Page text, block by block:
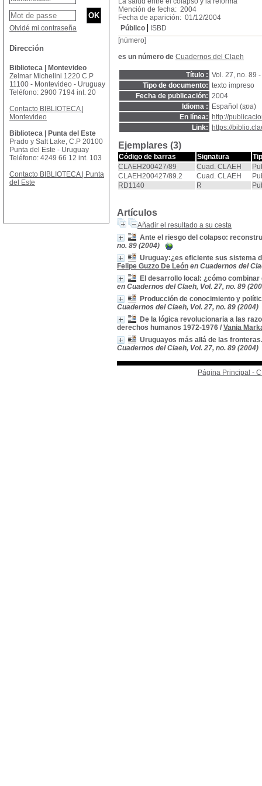
Mención de fecha: 2004
Fecha de aparición: 01/12/2004
Público
ISBD
[número]
es un número de Cuadernos del Claeh
Título : Vol. 27, no. 89
Tipo de documento: texto impreso
Fecha de publicación: 2004
Idioma :
Español (spa)
En línea:
http://
Link:
https://
Ejemplares (3)
Código de barras Signatura
CLAEH200427/89
Cuad. CLAEH
CLAEH200427/89.2
Cuad. CLAEH
RD1140
R
Artículos
Añadir el resultado a su cesta
Ante el riesgo del colapso:
no. 89 (2004)
Uruguay:¿es eficiente sus sistema
Felipe Guzzo De León en Cuadernos del
El desarrollo local: ¿cómo
en Cuadernos del Claeh, Vol. 27, no. 89
Producción de conocimiento y
Cuadernos del Claeh, Vol. 27, no. 89 (2004)
De la lógica revolucionaria a las
derechos humanos 1972-1976 / Vania
Uruguayos más allá de las
Cuadernos del Claeh, Vol. 27, no. 89 (2004)
Página Principal -
Olvidé mi contraseña
Dirección
Biblioteca | Montevideo
Zelmar Michelini 1220 C.P
11100 - Montevideo - Uruguay
Teléfono: 2900 7194 int. 20
Contacto BIBLIOTECA |
Montevideo
Biblioteca | Punta del Este
Prado y Salt Lake, C.P 20100
Punta del Este - Uruguay
Teléfono: 4249 66 12 int. 103
Contacto BIBLIOTECA | Punta
del Este